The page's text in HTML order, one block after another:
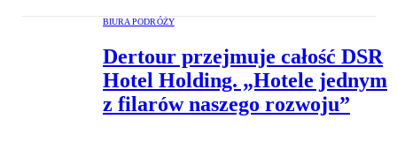
BIURA PODRÓŻY
Dertour przejmuje całość DSR
Hotel Holding. „Hotele jednym
z filarów naszego rozwoju”